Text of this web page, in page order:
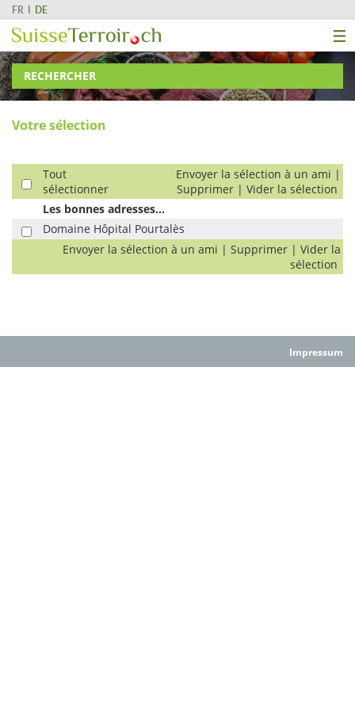
FR DE
RECHERCHER
Votre sélection
Tout
sélectionner
Envoyer la sélection à un ami |
Supprimer | Vider la sélection
Les bonnes adresses...
Domaine Hôpital Pourtalès
Envoyer la sélection à un ami | Supprimer | Vider la
sélection
Impressum